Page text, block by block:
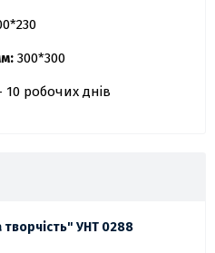
300*300
10 робочих днів
УНТ 0288